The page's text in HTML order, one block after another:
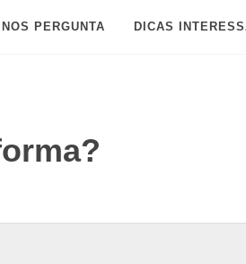
PERGUNTA DICAS